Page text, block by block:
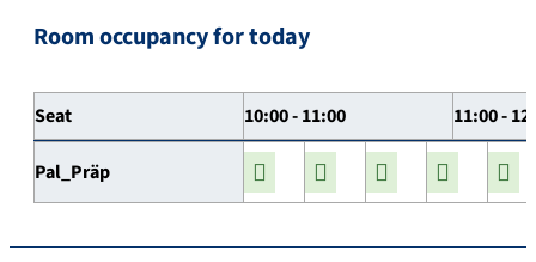
Room occupancy for today
Seat 10:00 - 11:00 11:00 -
Pal_Präp